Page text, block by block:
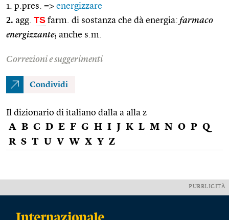
1. p.pres. => energizzare
2. agg. TS farm. di sostanza che dà energia: farmaco
energizzante; anche s.m.
Correzioni e suggerimenti
Condividi
Il dizionario di italiano dalla a alla z
A B C D E F G H I J K L M N O P Q
R S T U V W X Y Z
PUBBLICITÀ